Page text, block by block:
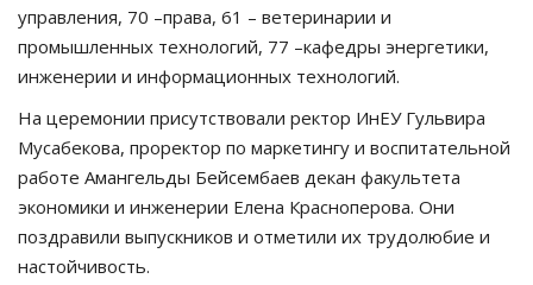
управления, 70 –права, 61 – ветеринарии и
промышленных технологий, 77 –кафедры энергетики,
инженерии и информационных технологий.
На церемонии присутствовали ректор ИнЕУ Гульвира
Мусабекова, проректор по маркетингу и воспитательной
работе Амангельды Бейсембаев декан факультета
экономики и инженерии Елена Красноперова. Они
поздравили выпускников и отметили их трудолюбие и
настойчивость.